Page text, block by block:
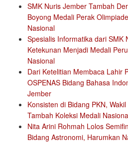
SMK Nuris Jember Tambah
Boyong Medali Perak
Nasional
Spesialis Informatika dari SMK
Ketekunan Menjadi Medali
Nasional
Dari Ketelitian Membaca Lahir
OSPENAS Bidang Bahasa
Jember
Konsisten di Bidang PKN,
Tambah Koleksi Medali
Nita Arini Rohmah Lolos
Bidang Astronomi, Harumkan